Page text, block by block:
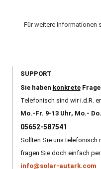
Für weitere Informationen
SUPPORT
Sie haben konkrete
Telefonisch sind wir i.d.R.
Mo.-Fr. 9-13 Uhr, Mo.-
05652-587541
Sollten Sie uns telefonisch
fragen Sie doch einfach
info@solar-autark.com